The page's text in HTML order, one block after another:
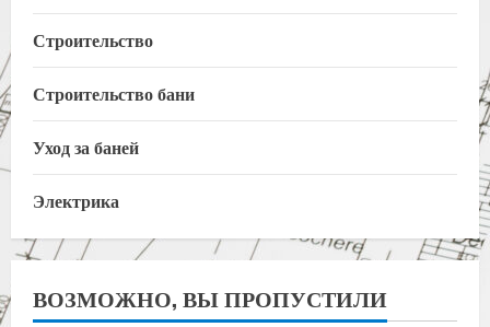
Строительство
Строительство бани
Уход за баней
Электрика
ВОЗМОЖНО, ВЫ ПРОПУСТИЛИ